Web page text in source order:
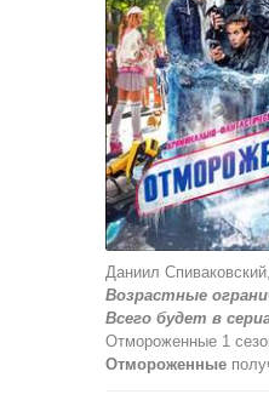
Даниил
Возрастные
Всего будет в
Отмороженные 1
Отмороженные